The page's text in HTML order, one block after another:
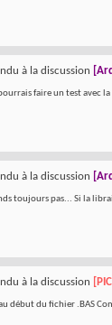
à la discussion
faire un test avec
à la discussion
toujours pas... Si la
à la discussion
début du fichier .BAS